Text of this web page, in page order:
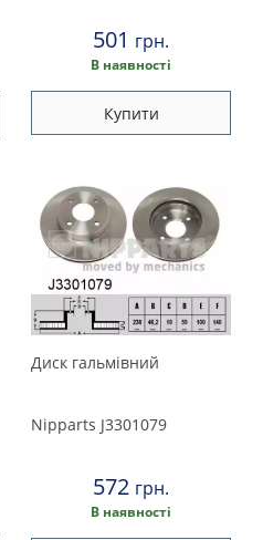
501 грн.
В наявності
Купити
Диск гальмівний
Nipparts J3301079
572 грн.
В наявності